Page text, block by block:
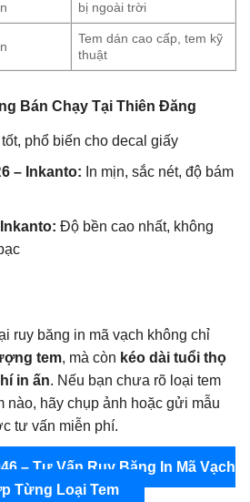
bị ngoài trời
Tem dán cao cấp, tem kỹ
thuật
Bán Chạy Tại Thiên Đăng
phổ biến cho decal giấy
– Inkanto: In mịn, sắc nét, độ bám
Độ bền cao nhất, không
ruy băng in mã vạch không chỉ
tem, mà còn kéo dài tuổi thọ
in ấn. Nếu bạn chưa rõ loại tem
nào, hãy chụp ảnh hoặc gửi mẫu
tư vấn miễn phí.
– Tư Vấn Ruy Băng In Mã Vạch
Từng Loại Tem